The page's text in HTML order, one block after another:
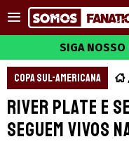
SIGA NOSSO
COPA SUL-AMERICANA
River Plate e
seguem vivos